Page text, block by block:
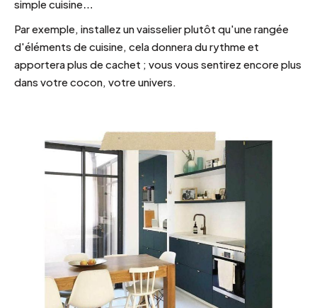
simple cuisine…
Par exemple, installez un vaisselier plutôt qu'une rangée
d'éléments de cuisine, cela donnera du rythme et
apportera plus de cachet ; vous vous sentirez encore plus
dans votre cocon, votre univers.